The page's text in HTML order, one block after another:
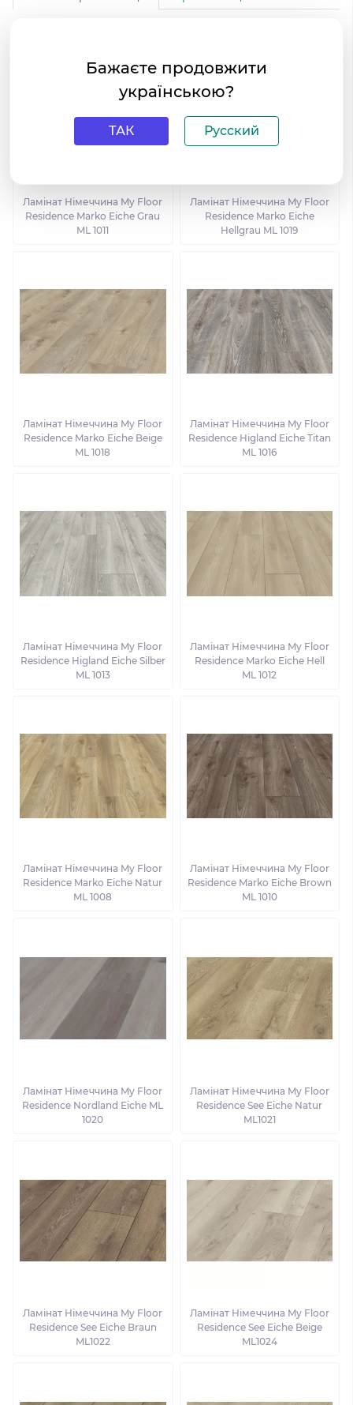
Ламінат Німеччина My Floor
Residence Marko Eiche Grau
ML 1011
Ламінат Німеччина My Floor
Residence Marko Eiche
Hellgrau ML 1019
Ламінат Німеччина My Floor
Residence Marko Eiche Beige
ML 1018
Ламінат Німеччина My Floor
Residence Higland Eiche Titan
ML 1016
Ламінат Німеччина My Floor
Residence Higland Eiche Silber
ML 1013
Ламінат Німеччина My Floor
Residence Marko Eiche Hell
ML 1012
Ламінат Німеччина My Floor
Residence Marko Eiche Natur
ML 1008
Ламінат Німеччина My Floor
Residence Marko Eiche Brown
ML 1010
Ламінат Німеччина My Floor
Residence Nordland Eiche ML
1020
Ламінат Німеччина My Floor
Residence See Eiche Natur
ML1021
Ламінат Німеччина My Floor
Residence See Eiche Braun
ML1022
Ламінат Німеччина My Floor
Residence See Eiche Beige
ML1024
Бажаєте продовжити
українською?
ТАК Русский